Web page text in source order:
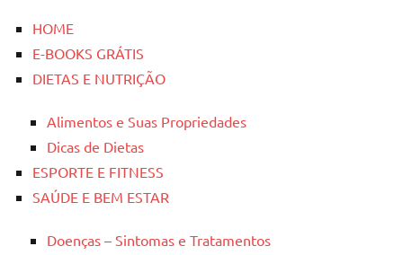
HOME
E-BOOKS GRÁTIS
DIETAS E NUTRIÇÃO
Alimentos e Suas Propriedades
Dicas de Dietas
ESPORTE E FITNESS
SAÚDE E BEM ESTAR
Doenças – Sintomas e Tratamentos